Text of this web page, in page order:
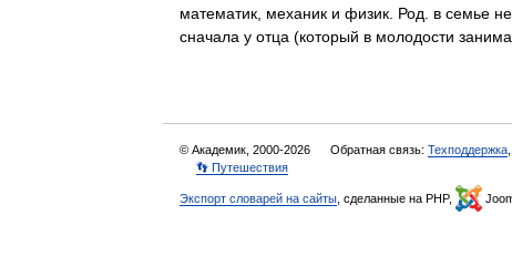
математик, механик и физик. Род. в семье
сначала у отца (который в молодости
© Академик, 2000-2026 Обратная связь: Техподдержка
👣 Путешествия
Экспорт словарей на сайты , сделанные на PHP,